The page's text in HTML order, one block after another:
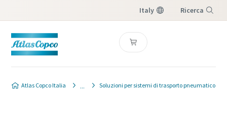
Italy Ricerca
Atlas Copco Italia Soluzioni per sistemi di trasporto pneumatico